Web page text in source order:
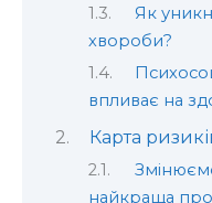
Як
хвороби?
впливає на
Карта
найкраща